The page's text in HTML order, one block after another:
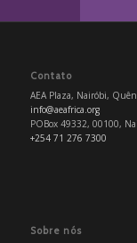
Contato
AEA Plaza, Nairóbi,
info@aeafrica.org
POBox 49332, 00100,
+254 71 276 7300
Sobre nós